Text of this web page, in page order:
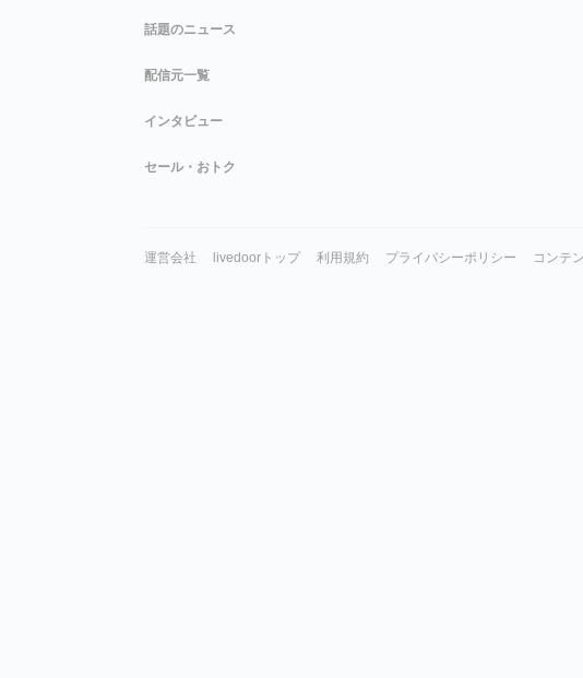
話題のニュース
配信元一覧
インタビュー
セール・おトク
運営会社 livedoorトップ 利用規約 プライバシーポリシー コンテ